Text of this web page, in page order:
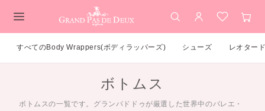
検索 アカウント
お気に入
カ
すべてのBody Wrappers(ボディラッパーズ) シューズ レオター
ボトムス
ボトムスの一覧です。グランパドドゥが厳選した世界中のバレエ・